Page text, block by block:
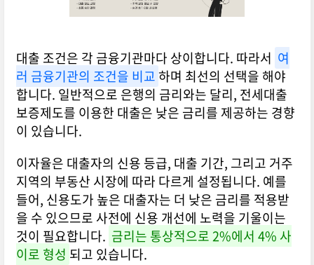
대출 조건은 각 금융기관마다 상이합니다. 따라서 여
러 금융기관의 조건을 비교하며 최선의 선택을 해야
합니다. 일반적으로 은행의 금리와는 달리, 전세대출
보증제도를 이용한 대출은 낮은 금리를 제공하는 경향
이 있습니다.
이자율은 대출자의 신용 등급, 대출 기간, 그리고 거주
지역의 부동산 시장에 따라 다르게 설정됩니다. 예를
들어, 신용도가 높은 대출자는 더 낮은 금리를 적용받
을 수 있으므로 사전에 신용 개선에 노력을 기울이는
것이 필요합니다. 금리는 통상적으로 2%에서 4% 사
이로 형성 되고 있습니다.